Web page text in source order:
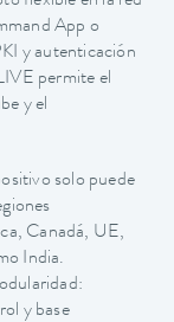
App o
y autenticación
permite el
y el
solo puede
Canadá, UE,
India.
y base